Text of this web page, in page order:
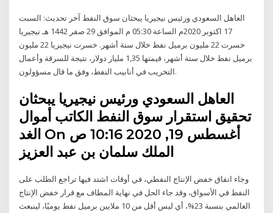
العاهل السعودي ورئيس نيجيريا يبحثان سوق النفط آخر تحديث: السبت
17 اكتوبر 2020م الساعة 05:30 م الموافق 29 صفر 1442 هـ نيجيريا
خسرت 22 مليون برميل نفط خلال ستة أشهر. خسرت نيجيريا 22 مليون
برميل نفط خلال ستة أشهر، قيمتها 1,35 مليار دولار، نتيجة للسرقة وأعمال
التخريب في أنابيب النفط، وفق ما قال مسؤولون.
العاهل السعودي ورئيس نيجيريا يبحثان
تحقيق استقرار سوق النفط الكاتب أموال
الغد On أغسطس 19, 2020 10:16 ص
الملك سلمان بن عبد العزيز
وجاء اتفاق خفض الإنتاج النفطي، في أوقات اشتد فيها تراجع الطلب على
النفط في الأسواق، وقد جاء الحل في نهاية المطاف مع قرار خفض الإنتاج
العالمي بنسبة 23%، أي ليس أقل من 10 ملايين برميل نفط يوميًا، لينبعث